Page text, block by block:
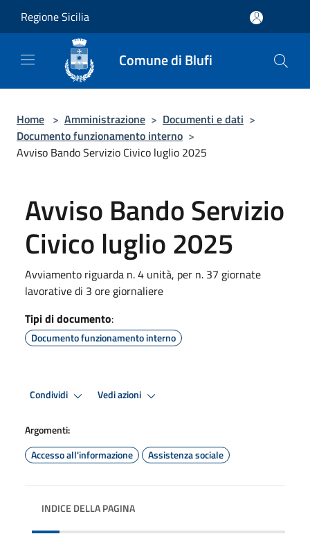
Regione Sicilia
Comune di Blufi
Home > Amministrazione > Documenti e dati >
Documento funzionamento interno >
Avviso Bando Servizio Civico luglio 2025
Avviso Bando Servizio
Civico luglio 2025
Avviamento riguarda n. 4 unità, per n. 37 giornate
lavorative di 3 ore giornaliere
Tipi di documento:
Documento funzionamento interno
Condividi Vedi azioni
Argomenti:
Accesso all'informazione
Assistenza sociale
INDICE DELLA PAGINA